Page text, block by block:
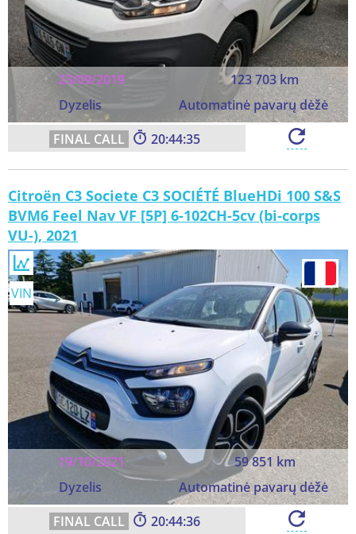
23/09/2019
123 703 km
Dyzelis
Automatinė pavarų dėžė
20:44:33
Citroën C3 Societe C3 SOCIÉTÉ BlueHDi 100 S&S
BVM6 Feel Nav VF [5P] 6-102CH-5cv (bi-corps
VU-), 2021
19/10/2021
59 851 km
Dyzelis
Automatinė pavarų dėžė
VIN
20:44:34